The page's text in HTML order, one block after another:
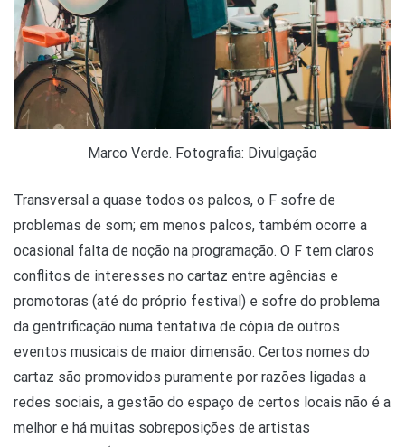
Marco Verde. Fotografia: Divulgação
Transversal a quase todos os palcos, o F sofre de
problemas de som; em menos palcos, também ocorre a
ocasional falta de noção na programação. O F tem claros
conflitos de interesses no cartaz entre agências e
promotoras (até do próprio festival) e sofre do problema
da gentrificação numa tentativa de cópia de outros
eventos musicais de maior dimensão. Certos nomes do
cartaz são promovidos puramente por razões ligadas a
redes sociais, a gestão do espaço de certos locais não é a
melhor e há muitas sobreposições de artistas